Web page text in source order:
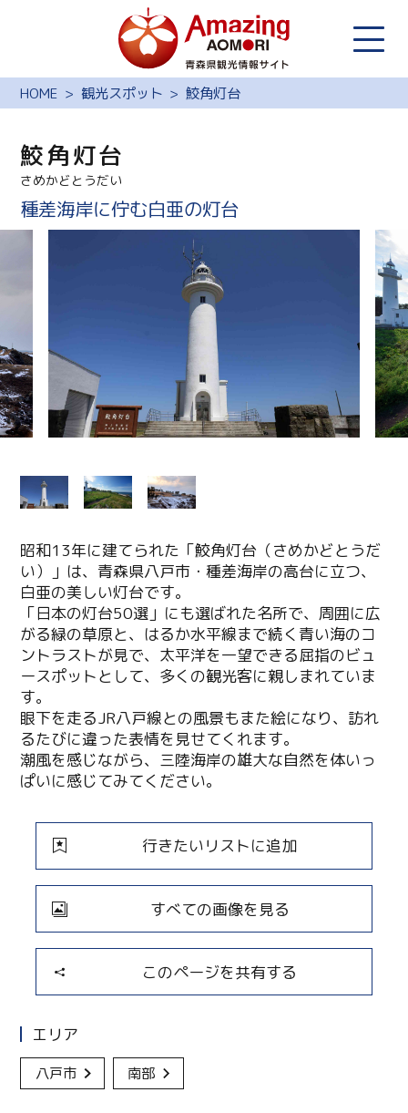
HOME 観光スポット 鮫角灯台
鮫角灯台
さめかどとうだい
種差海岸に佇む白亜の灯台
昭和13年に建てられた「鮫角灯台（さめかどとうだ
い）」は、青森県八戸市・種差海岸の高台に立つ、
白亜の美しい灯台です。
「日本の灯台50選」にも選ばれた名所で、周囲に広
がる緑の草原と、はるか水平線まで続く青い海のコ
ントラストが見で、太平洋を一望できる屈指のビュ
ースポットとして、多くの観光客に親しまれていま
す。
眼下を走るJR八戸線との風景もまた絵になり、訪れ
るたびに違った表情を見せてくれます。
潮風を感じながら、三陸海岸の雄大な自然を体いっ
ぱいに感じてみてください。
行きたいリストに追加
すべての画像を見る
このページを共有する
エリア
八戸市 南部